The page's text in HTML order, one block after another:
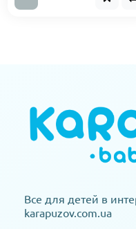
Все для детей в
karapuzov.com.ua